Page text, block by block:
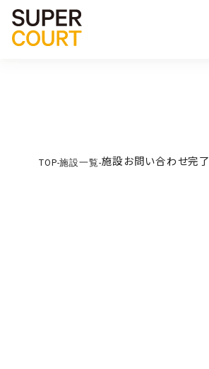
TOP-施設一覧-施設お問い合わせ完了